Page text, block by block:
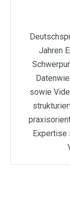
Jahren
sowie
Expertise